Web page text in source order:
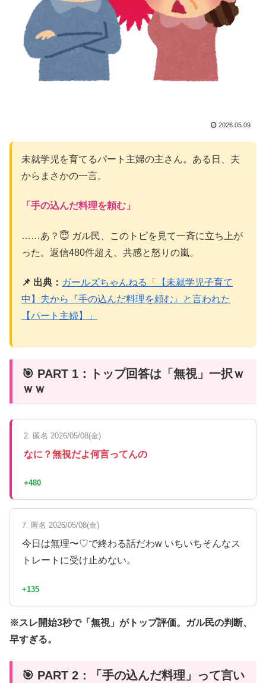
2026.05.09
未就学児を育てるパート主婦の主さん。ある日、夫
からまさかの一言。
「手の込んだ料理を頼む」
……あ？😇 ガル民、このトピを見て一斉に立ち上が
った。返信480件超え、共感と怒りの嵐。
📌 出典： ガールズちゃんねる「【未就学児子育て
中】夫から『手の込んだ料理を頼む』と言われた
【パート主婦】」
🎯 PART 1：トップ回答は「無視」一択ｗ
ｗｗ
2. 匿名 2026/05/08(金)
なに？無視だよ何言ってんの
+480
7. 匿名 2026/05/08(金)
今日は無理〜♡で終わる話だわw いちいちそんなス
トレートに受け止めない。
+135
※スレ開始3秒で「無視」がトップ評価。ガル民の判断、
早すぎる。
🎯 PART 2：「手の込んだ料理」って言い